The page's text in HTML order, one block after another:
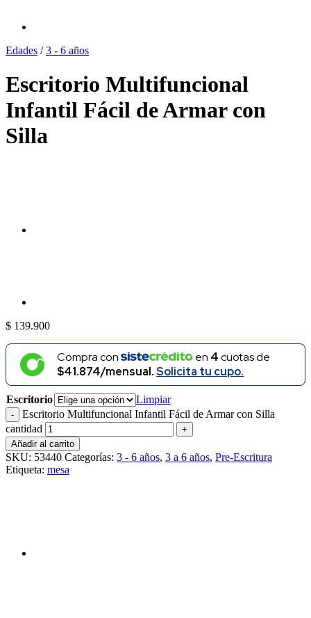
Edades / 3 - 6 años
Escritorio Multifuncional
Infantil Fácil de Armar con
Silla
$ 139.900
Compra con en 4cuotas de
$41.874/mensual.Solicita tu cupo.
Escritorio
Limpiar
Escritorio Multifuncional Infantil Fácil de Armar con Silla
cantidad
Añadir al carrito
SKU: 53440 Categorías: 3 - 6 años, 3 a 6 años, Pre-Escritura
Etiqueta: mesa